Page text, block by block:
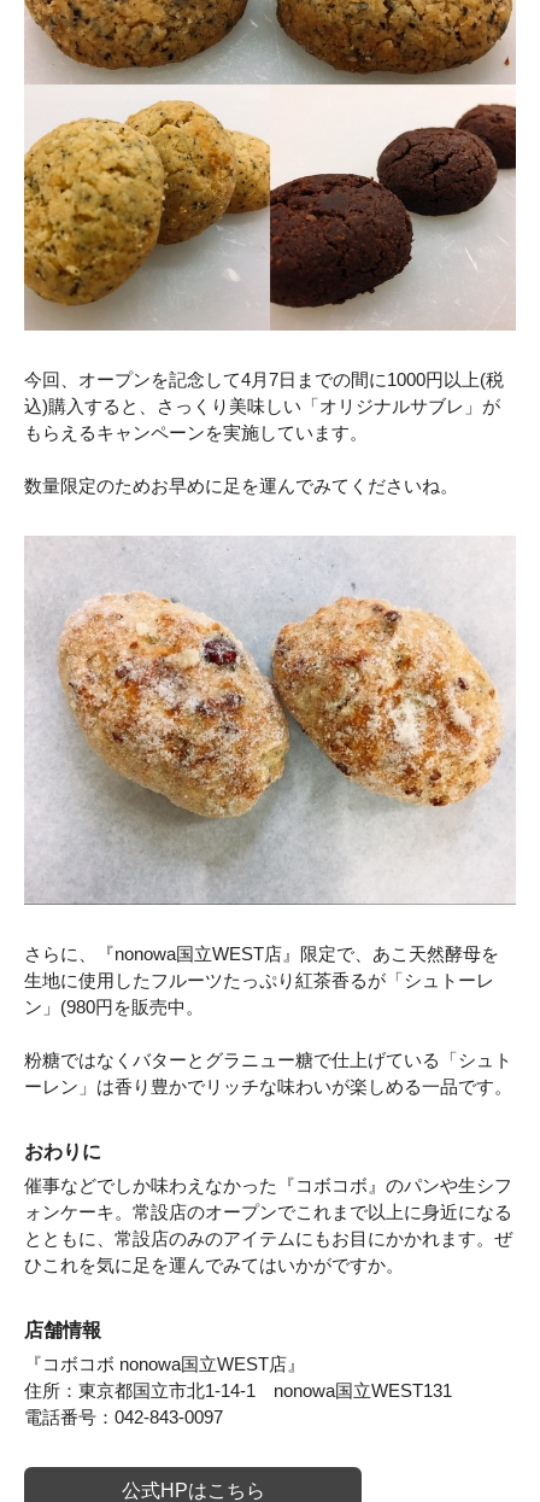
今回、オープンを記念して4月7日までの間に1000円以上(税
込)購入すると、さっくり美味しい「オリジナルサブレ」が
もらえるキャンペーンを実施しています。
数量限定のためお早めに足を運んでみてくださいね。
さらに、『nonowa国立WEST店』限定で、あこ天然酵母を
生地に使用したフルーツたっぷり紅茶香るが「シュトーレ
ン」(980円を販売中。
粉糖ではなくバターとグラニュー糖で仕上げている「シュト
ーレン」は香り豊かでリッチな味わいが楽しめる一品です。
おわりに
催事などでしか味わえなかった『コボコボ』のパンや生シフ
ォンケーキ。常設店のオープンでこれまで以上に身近になる
とともに、常設店のみのアイテムにもお目にかかれます。ぜ
ひこれを気に足を運んでみてはいかがですか。
店舗情報
『コボコボ nonowa国立WEST店』
住所：東京都国立市北1-14-1 nonowa国立WEST131
電話番号：042-843-0097
公式HPはこちら